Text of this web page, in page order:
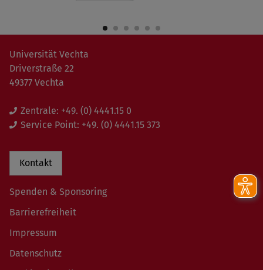
Universität Vechta
Driverstraße 22
49377 Vechta
Zentrale: +49. (0) 4441.15 0
Service Point: +49. (0) 4441.15 373
Kontakt
Spenden & Sponsoring
Barrierefreiheit
Impressum
Datenschutz